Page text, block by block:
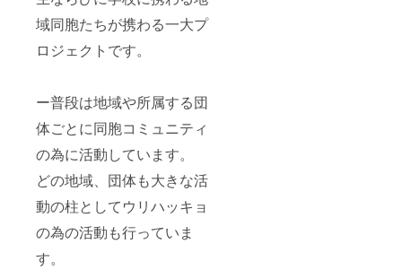
域同胞たちが携わる一大プ
ロジェクトです。
ー普段は地域や所属する団
体ごとに同胞コミュニティ
の為に活動しています。
どの地域、団体も大きな活
動の柱としてウリハッキョ
の為の活動も行っていま
す。